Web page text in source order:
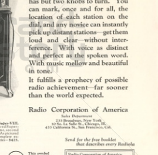
Corporation of America
General Electric - Sony